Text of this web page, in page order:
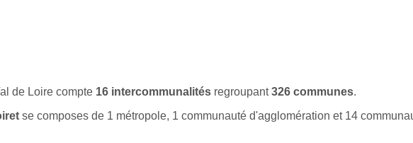
de Loire compte 16 intercommunalités regroupant326 communes.
se composes de 1 métropole, 1 communauté d'agglomération et 14